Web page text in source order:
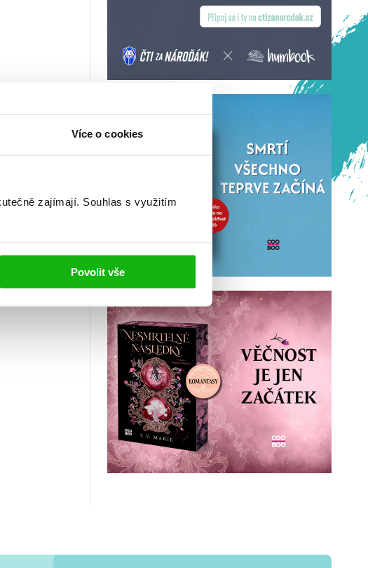
Více o cookies
zajímají. Souhlas s využitím
Povolit vše